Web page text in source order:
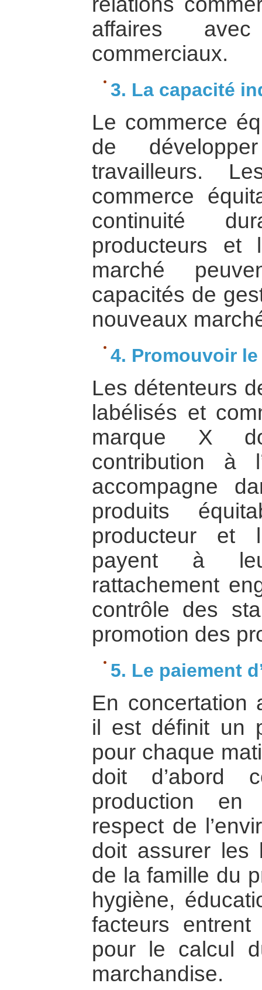
affaires
commerciaux.
3. La capacité
Le commerce
de
travailleurs.
commerce
continuité
producteurs et
marché
capacités de
nouveaux
4. Promouvoir
Les détenteurs
labélisés et
marque X
contribution à
accompagne
produits
producteur et
payent à
rattachement
contrôle des
promotion des
5. Le paiement
En concertation
il est définit un
pour chaque
doit d’abord
production
respect de
doit assurer les
de la famille du
hygiène,
facteurs
pour le calcul
marchandise.